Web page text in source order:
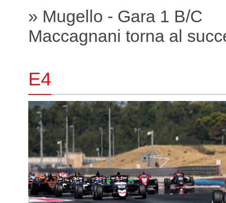
» Mugello - Gara 1 B/C
Maccagnani torna al
E4